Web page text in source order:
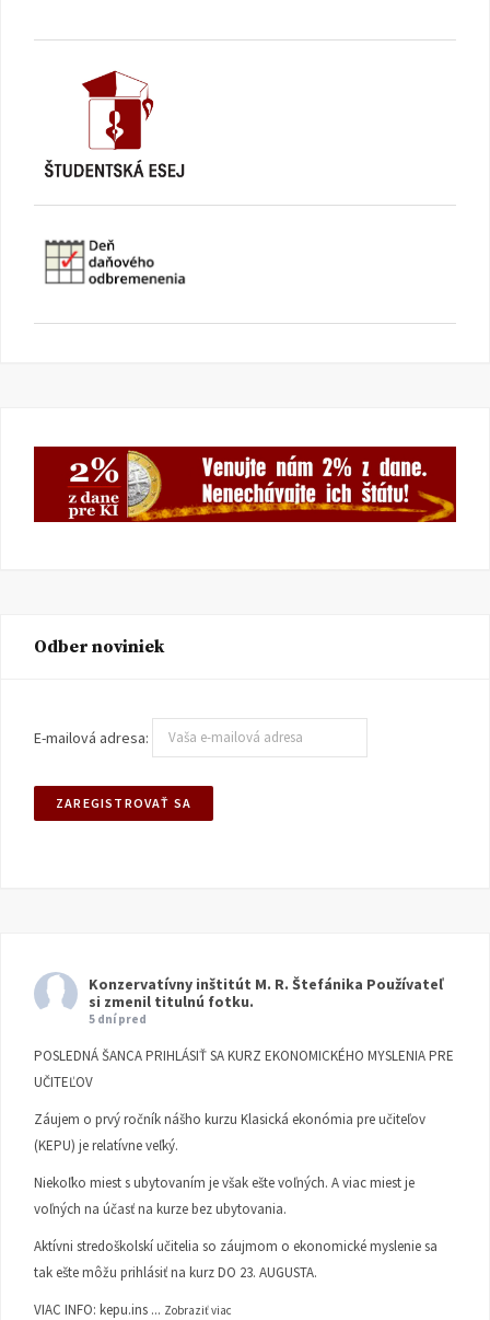
Odber noviniek
E-mailová adresa:
Konzervatívny inštitút M. R. Štefánika Používateľ
si zmenil titulnú fotku.
5 dní pred
POSLEDNÁ ŠANCA PRIHLÁSIŤ SA KURZ EKONOMICKÉHO MYSLENIA PRE
UČITEĽOV
Záujem o prvý ročník nášho kurzu Klasická ekonómia pre učiteľov
(KEPU) je relatívne veľký.
Niekoľko miest s ubytovaním je však ešte voľných. A viac miest je
voľných na účasť na kurze bez ubytovania.
Aktívni stredoškolskí učitelia so záujmom o ekonomické myslenie sa
tak ešte môžu prihlásiť na kurz DO 23. AUGUSTA.
VIAC INFO: kepu.ins ... Zobraziť viac